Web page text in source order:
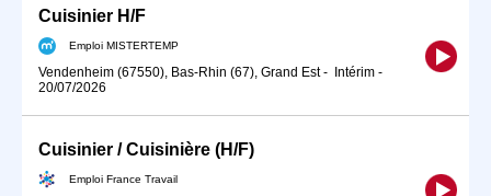
Cuisinier H/F
Emploi MISTERTEMP
Vendenheim (67550), Bas-Rhin (67), Grand Est- Intérim -
20/07/2026
Cuisinier / Cuisinière (H/F)
Emploi France Travail